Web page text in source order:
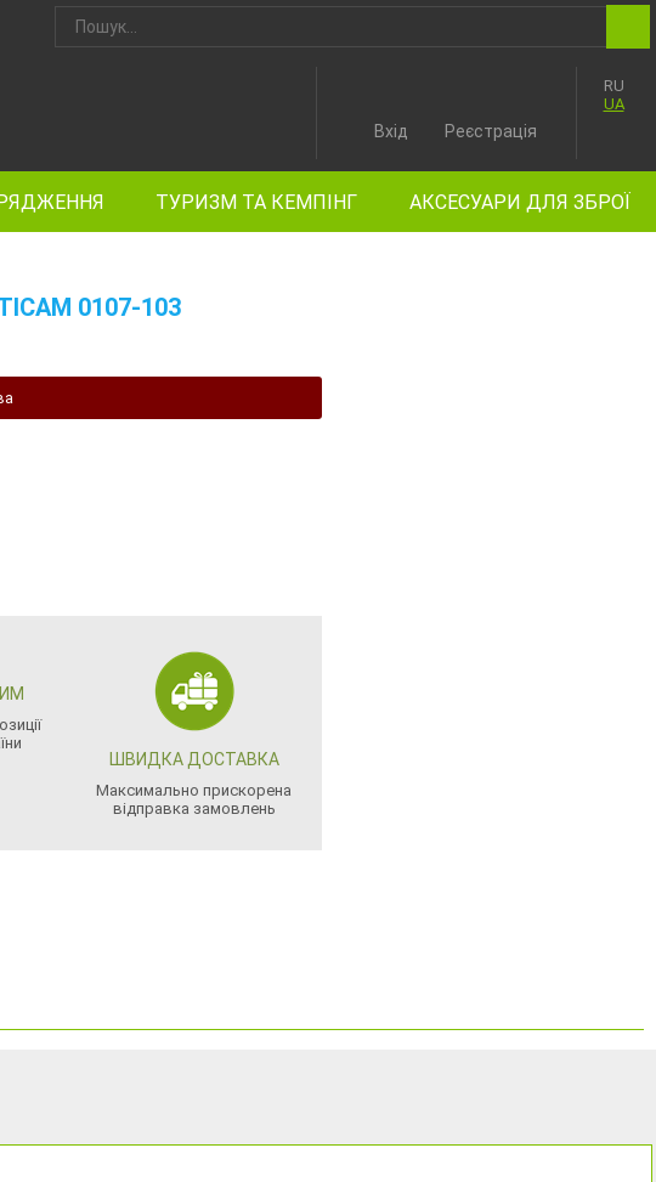
RU
UA
Вхід Реєстрація
ТУРИЗМ ТА КЕМПІНГ АКСЕСУАРИ ДЛЯ ЗБРОЇ
0107-103
ШВИДКА ДОСТАВКА
Максимально прискорена
відправка замовлень